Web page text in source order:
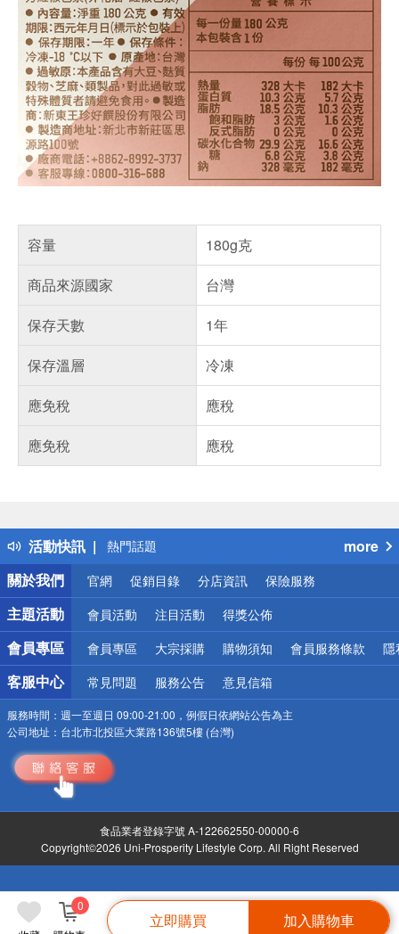
0
立即購買 加入購物車
容量
180g克
商品來源國家
台灣
保存天數
1年
保存溫層
冷凍
應免稅
應稅
應免稅
應稅
活動快訊
得獎公告
熱門話題
銀行優惠
偏遠地區配送
詐騙網頁！請小心！
more
關於我們
官網 促銷目錄 分店資訊 保險服務
主題活動 會員活動 注目活動 得獎公佈
會員專區 會員專區 大宗採購 購物須知 會員服務條款 隱
客服中心 常見問題 服務公告 意見信箱
服務時間： 週一至週日 09:00-21:00，例假日依網站公告為主
公司地址： 台北市北投區大業路136號5樓 (台灣)
食品業者登錄字號 A-122662550-00000-6
Copyright©2026 Uni-Prosperity Lifestyle Corp. All Right Reserved